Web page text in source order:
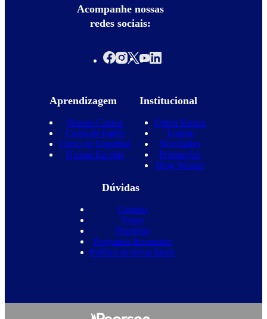
Acompanhe nossas
redes sociais:
Aprendizagem
Nossos Cursos
Curso de Inglês
Curso de Espanhol
Nossas Escolas
Institucional
Quem Somos
Equipe
Novidades
Promoções
Blog Wizard
Dúvidas
Contato
Vagas
Parcerias
Perguntas frequentes
Política de privacidade